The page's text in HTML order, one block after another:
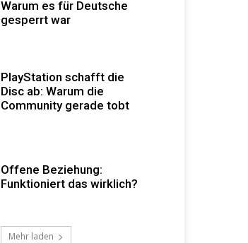
Warum es für Deutsche
gesperrt war
PlayStation schafft die
Disc ab: Warum die
Community gerade tobt
Offene Beziehung:
Funktioniert das wirklich?
Mehr laden